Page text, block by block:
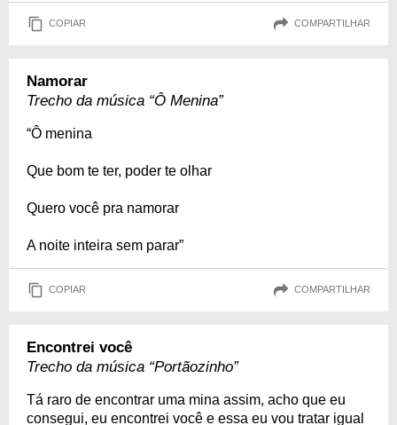
COPIAR COMPARTILHAR
Namorar
Trecho da música “Ô Menina”
“Ô menina
Que bom te ter, poder te olhar
Quero você pra namorar
A noite inteira sem parar”
COPIAR COMPARTILHAR
Encontrei você
Trecho da música “Portãozinho”
Tá raro de encontrar uma mina assim, acho que eu
consegui, eu encontrei você e essa eu vou tratar igual